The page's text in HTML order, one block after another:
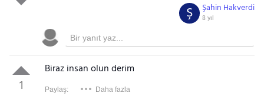
Şahin Hakverdi
8 yıl
Ş
1
Biraz insan olun derim
Paylaş: Daha fazla